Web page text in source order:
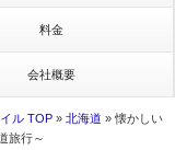
料金
会社概要
ル TOP » 北海道 »懐かしい
旅行～